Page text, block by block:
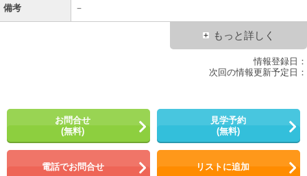
備考 －
もっと詳しく
情報登録日：
次回の情報更新予定日：
お問合せ
(無料)
見学予約
(無料)
電話でお問合せ リストに追加